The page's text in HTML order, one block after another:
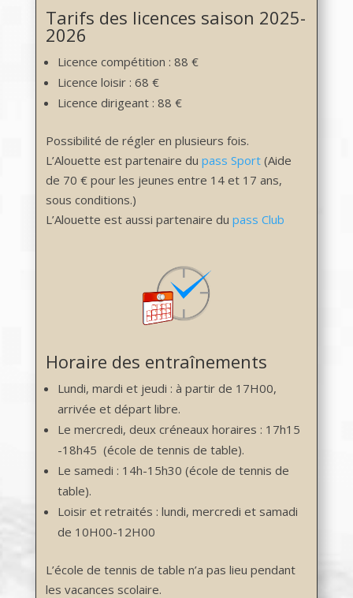
Tarifs des licences saison 2025-
2026
Licence compétition : 88 €
Licence loisir : 68 €
Licence dirigeant : 88 €
Possibilité de régler en plusieurs fois.
L’Alouette est partenaire du pass Sport(Aide
de 70 € pour les jeunes entre 14 et 17 ans,
sous conditions.)
L’Alouette est aussi partenaire du pass Club
Horaire des entraînements
Lundi, mardi et jeudi : à partir de 17H00,
arrivée et départ libre.
Le mercredi, deux créneaux horaires : 17h15
-18h45 (école de tennis de table).
Le samedi : 14h-15h30 (école de tennis de
table).
Loisir et retraités : lundi, mercredi et samadi
de 10H00-12H00
L’école de tennis de table n’a pas lieu pendant
les vacances scolaire.